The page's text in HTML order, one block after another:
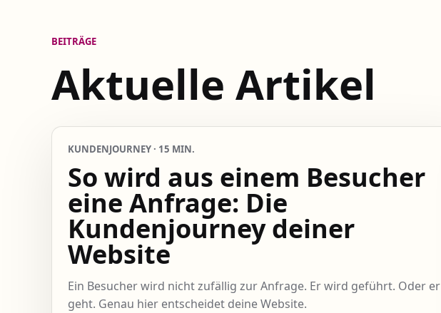
BEITRÄGE
Aktuelle Artikel
KUNDENJOURNEY · 15 MIN.
So wird aus einem Besucher
eine Anfrage: Die
Kundenjourney deiner
Website
Ein Besucher wird nicht zufällig zur Anfrage. Er wird geführt. Oder er
geht. Genau hier entscheidet deine Website.